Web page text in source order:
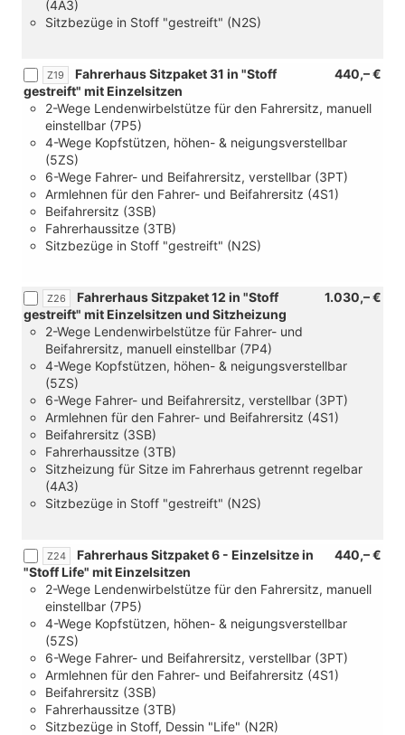
[Z29]
Fahrerhaus
23
oder
[Z42]
Fahrerhaus
Sitzpaket
47
oder
[Z40]
Fahrerhaus
Sitzpaket
16A
oder
Fahrerhaus
Sitzpaket
36)
8
Fahrerhaus
23
[Z42]
Sitzpaket
47
Fahrerhaus
oder
[Z30]
Fahrerhaus
Sitzpaket
36)
(4A3)
Sitzbezüge in Stoff "gestreift" (N2S)
Z19 440,– €
Fahrerhaus Sitzpaket 31 in "Stoff
gestreift" mit Einzelsitzen
2-Wege Lendenwirbelstütze für den Fahrersitz, manuell
einstellbar (7P5)
4-Wege Kopfstützen, höhen- & neigungsverstellbar
(5ZS)
6-Wege Fahrer- und Beifahrersitz, verstellbar (3PT)
Armlehnen für den Fahrer- und Beifahrersitz (4S1)
Beifahrersitz (3SB)
Fahrerhaussitze (3TB)
Sitzbezüge in Stoff "gestreift" (N2S)
Z26 1.030,– €
Fahrerhaus Sitzpaket 12 in "Stoff
gestreift" mit Einzelsitzen und Sitzheizung
2-Wege Lendenwirbelstütze für Fahrer- und
Beifahrersitz, manuell einstellbar (7P4)
4-Wege Kopfstützen, höhen- & neigungsverstellbar
(5ZS)
6-Wege Fahrer- und Beifahrersitz, verstellbar (3PT)
Armlehnen für den Fahrer- und Beifahrersitz (4S1)
Beifahrersitz (3SB)
Fahrerhaussitze (3TB)
Sitzheizung für Sitze im Fahrerhaus getrennt regelbar
(4A3)
Sitzbezüge in Stoff "gestreift" (N2S)
Z24 440,– €
Fahrerhaus Sitzpaket 6 - Einzelsitze in
"Stoff Life" mit Einzelsitzen
2-Wege Lendenwirbelstütze für den Fahrersitz, manuell
einstellbar (7P5)
4-Wege Kopfstützen, höhen- & neigungsverstellbar
(5ZS)
6-Wege Fahrer- und Beifahrersitz, verstellbar (3PT)
Armlehnen für den Fahrer- und Beifahrersitz (4S1)
Beifahrersitz (3SB)
Fahrerhaussitze (3TB)
Sitzbezüge in Stoff, Dessin "Life" (N2R)